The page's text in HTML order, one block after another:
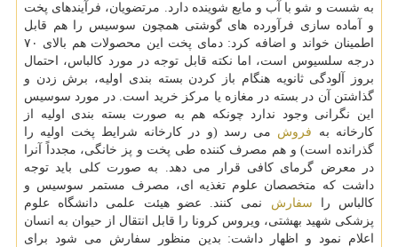
به شست و شو با آب و مایع شوینده دارد. مرتضویان، فرآیندهای پخت
و آماده سازی فرآورده های گوشتی همچون سوسیس را هم قابل
اطمینان خواند و اضافه كرد: دمای پخت این محصولات هم بالای ۷۰
درجه سلسیوس است، اما نكته قابل توجه در مورد كالباس، احتمال
بروز آلودگی ثانویه هنگام باز كردن بسته بندی اولیه، برش زدن و
گذاشتن آن در بسته در مغازه یا مركز خرید است. در مورد سوسیس
این نگرانی وجود ندارد چونكه هم به صورت بسته بندی اولیه از
كارخانه به فروش می رسد (و در كارخانه شرایط پخت اولیه را
گذرانده است) و هم مصرف كننده طی پخت و پز خانگی، مجدداً آنرا
در معرض گرمای كافی قرار می دهد. به صورت كلی باید توجه
داشت كه متخصصان علوم تغذیه ای، مصرف مستمر سوسیس و
كالباس را سفارش نمی كنند. عضو هیئت علمی دانشگاه علوم
پزشكی شهید بهشتی، ویروس كرونا را قابل انتقال از حیوان به انسان
اعلام نمود و اظهار داشت: بدین منظور سفارش می شود برای